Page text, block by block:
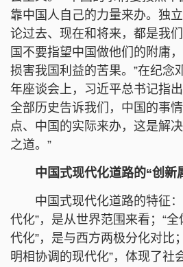
靠中国人自己的力量来办。独
论过去、现在和将来，都是我
国不要指望中国做他们的附庸
损害我国利益的苦果。”在纪念
年座谈会上，习近平总书记指
全部历史告诉我们，中国的事
点、中国的实际来办，这是解
之道。”
中国式现代化道路的“创新
中国式现代化道路的特征：
代化”，是从世界范围来看；“
代化”，是与西方两极分化对比
明相协调的现代化”，体现了社